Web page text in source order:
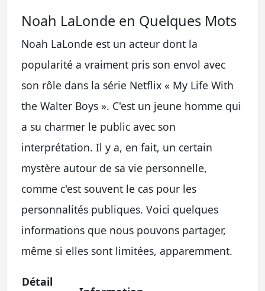
Noah LaLonde en Quelques Mots
Noah LaLonde est un acteur dont la
popularité a vraiment pris son envol avec
son rôle dans la série Netflix « My Life With
the Walter Boys ». C'est un jeune homme qui
a su charmer le public avec son
interprétation. Il y a, en fait, un certain
mystère autour de sa vie personnelle,
comme c'est souvent le cas pour les
personnalités publiques. Voici quelques
informations que nous pouvons partager,
même si elles sont limitées, apparemment.
Détail